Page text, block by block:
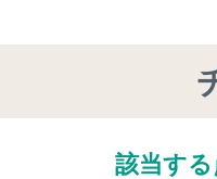
該当す